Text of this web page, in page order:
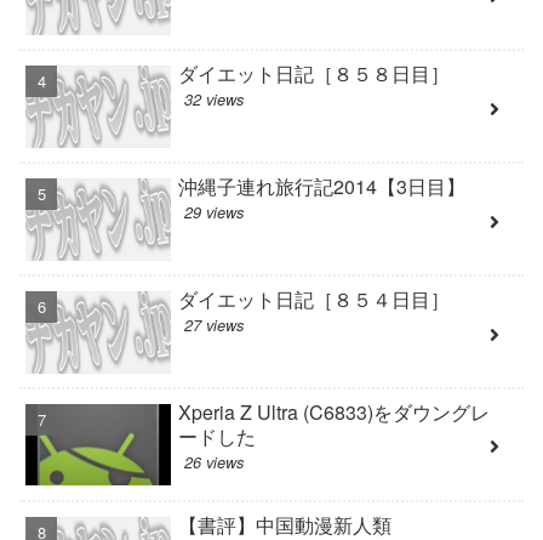
ダイエット日記［８５８日目］
32 views
沖縄子連れ旅行記2014【3日目】
29 views
ダイエット日記［８５４日目］
27 views
Xperia Z Ultra (C6833)をダウングレ
ードした
26 views
【書評】中国動漫新人類